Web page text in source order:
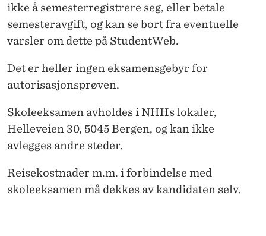
ikke å semesterregistrere seg, eller betale
semesteravgift, og kan se bort fra eventuelle
varsler om dette på StudentWeb.
Det er heller ingen eksamensgebyr for
autorisasjonsprøven.
Skoleeksamen avholdes i NHHs lokaler,
Helleveien 30, 5045 Bergen, og kan ikke
avlegges andre steder.
Reisekostnader m.m. i forbindelse med
skoleeksamen må dekkes av kandidaten selv.